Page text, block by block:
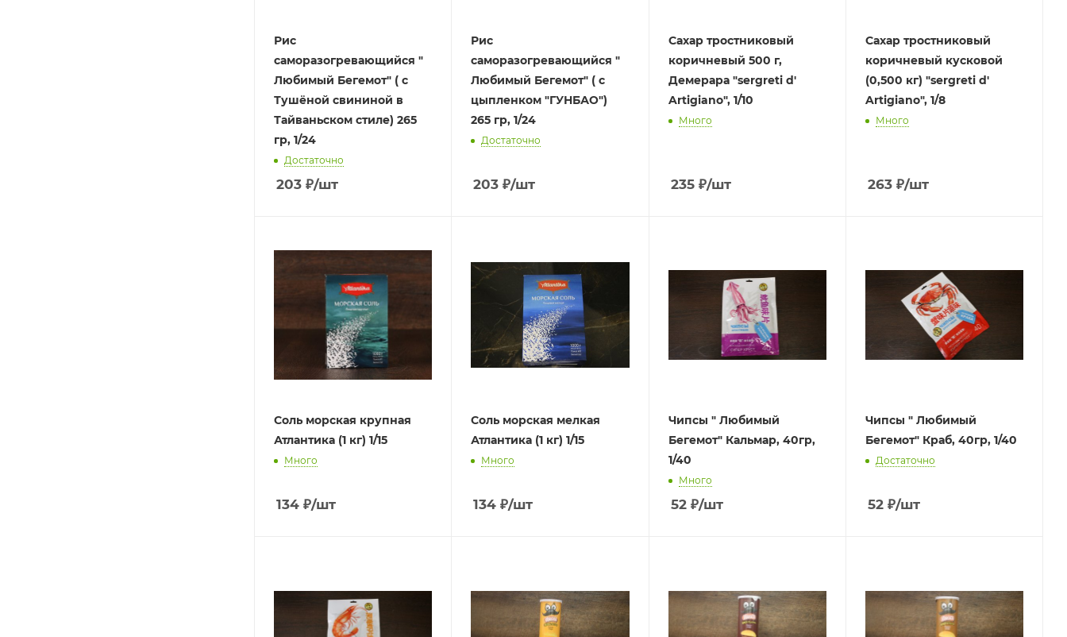
Рис
саморазогревающийся "
Любимый Бегемот" ( с
Тушёной свининой в
Тайваньском стиле) 265
гр, 1/24
Достаточно
203 ₽/шт
Рис
саморазогревающийся "
Любимый Бегемот" ( с
цыпленком "ГУНБАО")
265 гр, 1/24
Достаточно
203 ₽/шт
Сахар тростниковый
коричневый 500 г,
Демерара "sergreti d'
Artigiano", 1/10
Много
235₽/шт
Сахар тростниковый
коричневый кусковой
(0,500 кг) "sergreti d'
Artigiano", 1/8
Много
263₽/шт
Соль морская крупная
Атлантика (1 кг) 1/15
Много
134 ₽/шт
Соль морская мелкая
Атлантика (1 кг) 1/15
Много
134 ₽/шт
Чипсы " Любимый
Бегемот" Кальмар, 40гр,
1/40
Много
52₽/шт
Чипсы " Любимый
Бегемот" Краб, 40гр, 1/40
Достаточно
52₽/шт